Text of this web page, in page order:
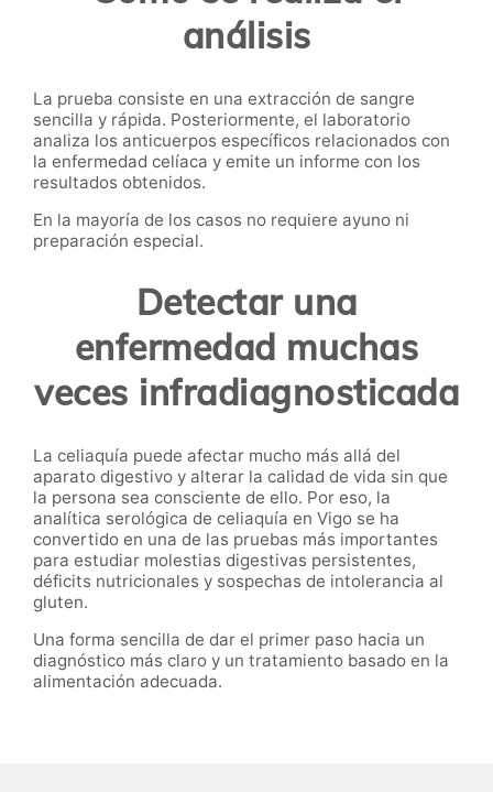
análisis
La prueba consiste en una extracción de sangre
sencilla y rápida. Posteriormente, el laboratorio
analiza los anticuerpos específicos relacionados con
la enfermedad celíaca y emite un informe con los
resultados obtenidos.
En la mayoría de los casos no requiere ayuno ni
preparación especial.
Detectar una
enfermedad muchas
veces infradiagnosticada
La celiaquía puede afectar mucho más allá del
aparato digestivo y alterar la calidad de vida sin que
la persona sea consciente de ello. Por eso, la
analítica serológica de celiaquía en Vigo se ha
convertido en una de las pruebas más importantes
para estudiar molestias digestivas persistentes,
déficits nutricionales y sospechas de intolerancia al
gluten.
Una forma sencilla de dar el primer paso hacia un
diagnóstico más claro y un tratamiento basado en la
alimentación adecuada.